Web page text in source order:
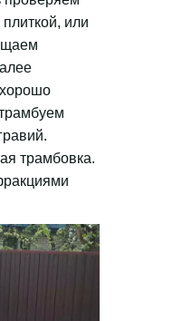
или
хорошо
трамбовка.